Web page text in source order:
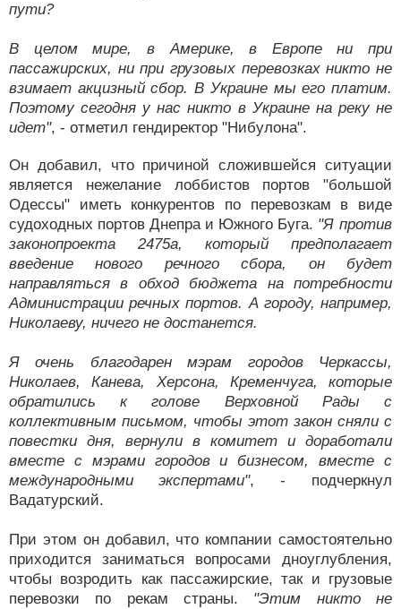
пути?
В целом мире, в Америке, в Европе ни при
пассажирских, ни при грузовых перевозках никто не
взимает акцизный сбор. В Украине мы его платим.
Поэтому сегодня у нас никто в Украине на реку не
идет", - отметил гендиректор "Нибулона".
Он добавил, что причиной сложившейся ситуации
является нежелание лоббистов портов "большой
Одессы" иметь конкурентов по перевозкам в виде
судоходных портов Днепра и Южного Буга. "Я против
законопроекта 2475а, который предполагает
введение нового речного сбора, он будет
направляться в обход бюджета на потребности
Администрации речных портов. А городу, например,
Николаеву, ничего не достанется.
Я очень благодарен мэрам городов Черкассы,
Николаев, Канева, Херсона, Кременчуга, которые
обратились к голове Верховной Рады с
коллективным письмом, чтобы этот закон сняли с
повестки дня, вернули в комитет и доработали
вместе с мэрами городов и бизнесом, вместе с
международными экспертами", - подчеркнул
Вадатурский.
При этом он добавил, что компании самостоятельно
приходится заниматься вопросами дноуглубления,
чтобы возродить как пассажирские, так и грузовые
перевозки по рекам страны. "Этим никто не